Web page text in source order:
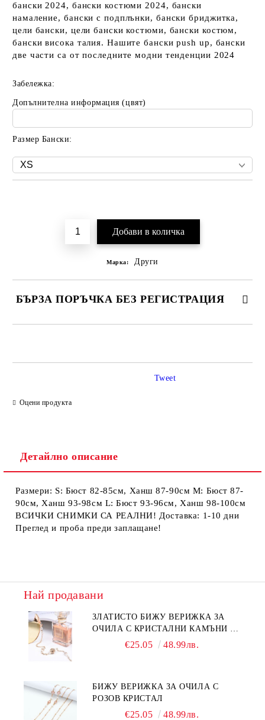
бански 2024, бански костюми 2024, бански
намаление, бански с подплънки, бански бриджитка,
цели бански, цели бански костюми, бански костюм,
бански висока талия. Нашите бански push up, бански
две части са от последните модни тенденции 2024
Забележка:
Допълнителна информация (цвят)
Размер Бански:
Марка: Други
БЪРЗА ПОРЪЧКА БЕЗ РЕГИСТРАЦИЯ
Оцени продукта
Tweet
Детайлно описание
Размери: S: Бюст 82-85см, Ханш 87-90см М: Бюст 87-
90см, Ханш 93-98см L: Бюст 93-96см, Ханш 98-100см
ВСИЧКИ СНИМКИ СА РЕАЛНИ! Доставка: 1-10 дни
Преглед и проба преди заплащане!
Най продавани
ЗЛАТИСТО БИЖУ ВЕРИЖКА ЗА
ОЧИЛА С КРИСТАЛНИ КАМЪНИ И
€25.05 48.99лв.
БИЖУ ВЕРИЖКА ЗА ОЧИЛА С
РОЗОВ КРИСТАЛ
€25.05 48.99лв.